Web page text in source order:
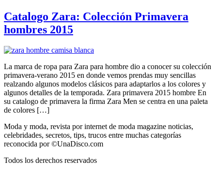
Catalogo Zara: Colección Primavera
hombres 2015
La marca de ropa para Zara para hombre dio a conocer su colección
primavera-verano 2015 en donde vemos prendas muy sencillas
realzando algunos modelos clásicos para adaptarlos a los colores y
algunos detalles de la temporada. Zara primavera 2015 hombre En
su catalogo de primavera la firma Zara Men se centra en una paleta
de colores […]
Moda y moda, revista por internet de moda magazine noticias,
celebridades, secretos, tips, trucos entre muchas categorías
reconocida por ©UnaDisco.com
Todos los derechos reservados